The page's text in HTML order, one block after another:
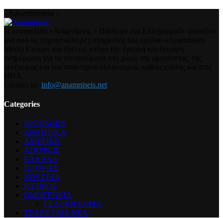
info@anamniseis.net
Categories
SPONSORS
ΑΘΛΗΤΙΚΑ
ΑΜΕΡΙΚΗ
ΑΠΟΨΕΙΣ
ΕΛΛΑΔΑ
ΙΣΤΟΡΙΕΣ
ΚΟΥΖΙΝΑ
ΚΥΠΡΟΣ
ΟΜΟΓΕΝΕΙΑ
ΓΕΛΟΙΟΓΡΑΦΙΑ
ΤΕΛΕΥΤΑΙΑ ΝΕΑ